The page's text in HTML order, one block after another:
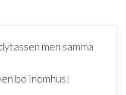
men samma
bo inomhus!